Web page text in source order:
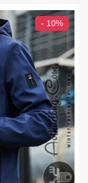
- 10%